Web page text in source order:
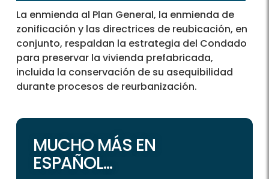
La enmienda al Plan General, la enmienda de
zonificación y las directrices de reubicación, en
conjunto, respaldan la estrategia del Condado
para preservar la vivienda prefabricada,
incluida la conservación de su asequibilidad
durante procesos de reurbanización.
MUCHO MÁS EN
ESPAÑOL...